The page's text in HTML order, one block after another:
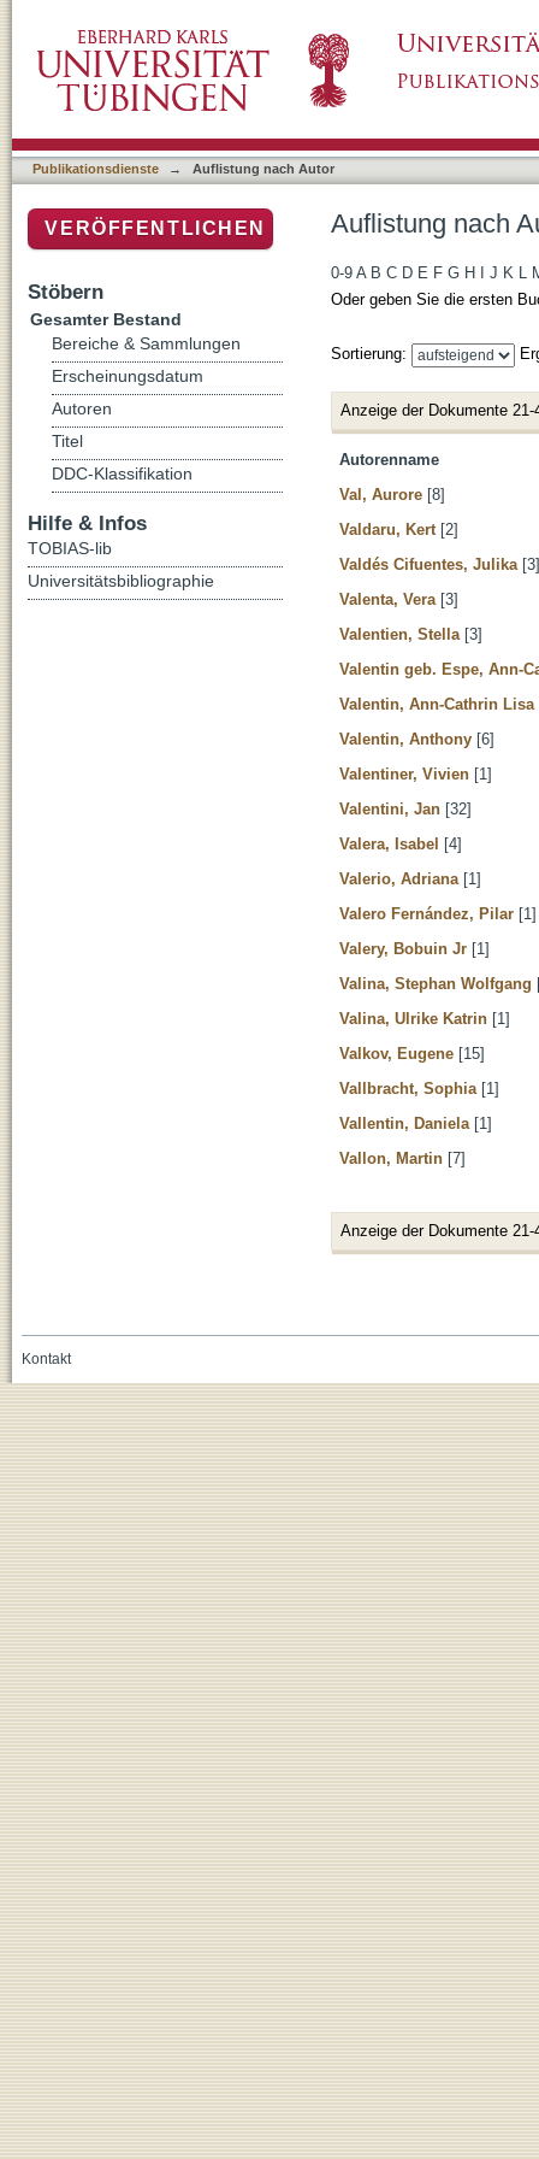
Publikationsdienste → Auflistung nach Autor
Auflistung nach
0-9 A B C D E F G H J K L
Oder geben Sie die ersten
Sortierung:
Anzeige der Dokumente 21-
Autorenname
Val, Aurore [8]
Valdaru, Kert [2]
Valdés Cifuentes, Julika [3]
Valenta, Vera [3]
Valentien, Stella [3]
Valentin geb. Espe, Ann-
Valentin, Ann-Cathrin Lisa
Valentin, Anthony [6]
Valentiner, Vivien [1]
Valentini, Jan [32]
Valera, Isabel [4]
Valerio, Adriana [1]
Valero Fernández, Pilar [1]
Valery, Bobuin Jr [1]
Valina, Stephan Wolfgang
Valina, Ulrike Katrin [1]
Valkov, Eugene [15]
Vallbracht, Sophia [1]
Vallentin, Daniela [1]
Vallon, Martin [7]
Anzeige der Dokumente 21-
VERÖFFENTLICHEN
Stöbern
Gesamter Bestand
Bereiche & Sammlungen
Erscheinungsdatum
Autoren
Titel
DDC-Klassifikation
Hilfe & Infos
TOBIAS-lib
Universitätsbibliographie
Kontakt